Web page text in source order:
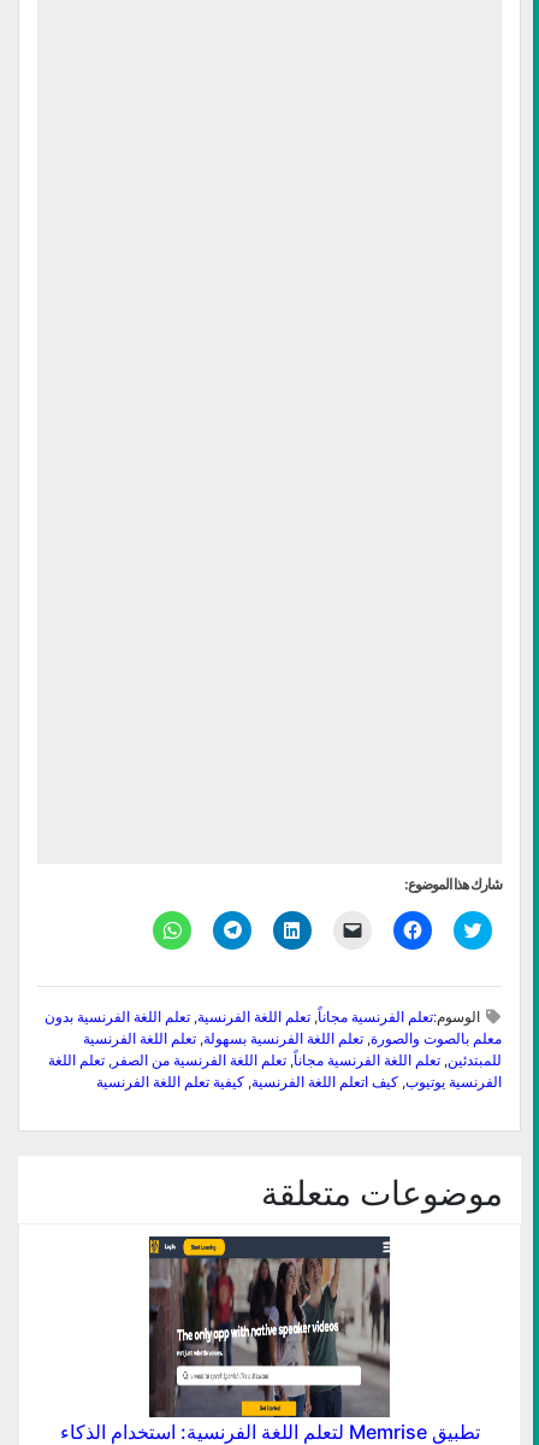
شارك هذا الموضوع:
اضغط
للمشاركة
(فتح
نافذة
جديدة)
انقر
للمشاركة
(فتح
نافذة
جديدة)
النقر
لإرسال
البريد
الإلكتروني
إلى
صديق
(فتح
في
نافذة
اضغط
لتشارك
(فتح
في
نافذة
جديدة)
انقر
للمشاركة
(فتح
نافذة
جديدة)
انقر
للمشاركة
(فتح
في
نافذة
جديدة)
الوسوم:تعلم الفرنسية مجاناً, تعلم اللغة الفرنسية, تعلم اللغة الفرنسية بدون
معلم بالصوت والصورة, تعلم اللغة الفرنسية بسهولة, تعلم اللغة الفرنسية
للمبتدئين, تعلم اللغة الفرنسية مجاناً, تعلم اللغة الفرنسية من الصفر , تعلم اللغة
الفرنسية يوتيوب, كيف اتعلم اللغة الفرنسية, كيفية تعلم اللغة الفرنسية
موضوعات متعلقة
تطبيق Memrise لتعلم اللغة الفرنسية: استخدام الذكاء